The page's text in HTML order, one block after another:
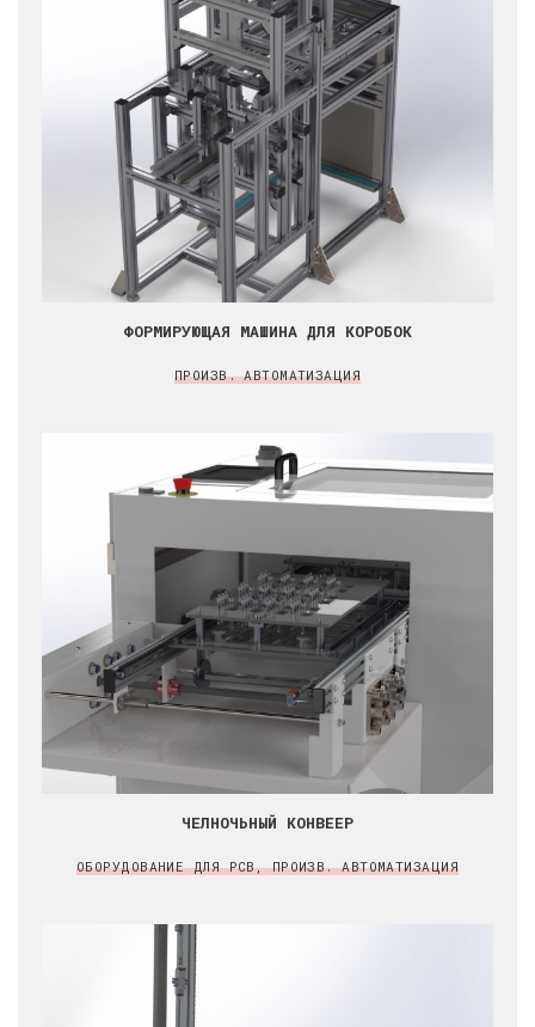
ФОРМИРУЮЩАЯ МАШИНА ДЛЯ КОРОБОК
ПРОИЗВ. АВТОМАТИЗАЦИЯ
ЧЕЛНОЧЬНЫЙ КОНВЕЕР
ОБОРУДОВАНИЕ ДЛЯ PCB, ПРОИЗВ. АВТОМАТИЗАЦИЯ